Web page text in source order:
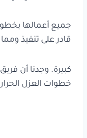
جميع أعمالها
قادر على تنفيذ
كبيرة. وجدنا أن
خطوات العزل